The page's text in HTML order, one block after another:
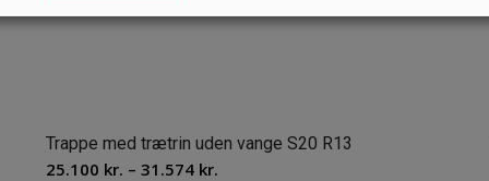
Trappe med trætrin uden vange S20 R13
25.100 kr. – 31.574 kr.